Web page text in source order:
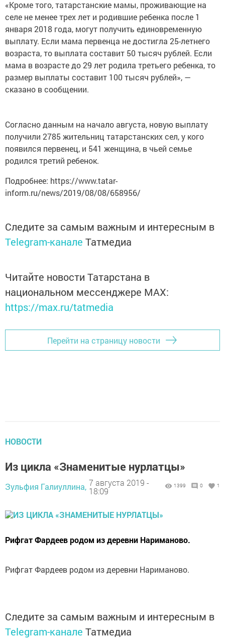
«Кроме того, татарстанские мамы, проживающие на
селе не менее трех лет и родившие ребенка после 1
января 2018 года, могут получить единовременную
выплату. Если мама первенца не достигла 25-летнего
возраста, то выплата составит 50 тысяч рублей. Если
мама в возрасте до 29 лет родила третьего ребенка, то
размер выплаты составит 100 тысяч рублей», —
сказано в сообщении.
Согласно данным на начало августа, новую выплату
получили 2785 жительниц татарстанских сел, у кого
появился первенец, и 541 женщина, в чьей семье
родился третий ребенок.
Подробнее: https://www.tatar-
inform.ru/news/2019/08/08/658956/
Следите за самым важным и интересным в
Telegram-канале Татмедиа
Читайте новости Татарстана в
национальном мессенджере MАХ:
https://max.ru/tatmedia
Перейти на страницу новости
НОВОСТИ
Из цикла «Знаменитые нурлатцы»
Зульфия Галиуллина, 7 августа 2019 -
18:09
1399 0 1
Рифгат Фардеев родом из деревни Нариманово.
Рифгат Фардеев родом из деревни Нариманово.
Следите за самым важным и интересным в
Telegram-канале Татмедиа